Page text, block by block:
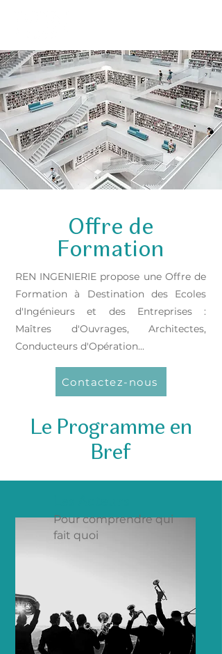
Offre de
Formation
REN INGENIERIE propose une Offre de
Formation à Destination des Ecoles
d'Ingénieurs et des Entreprises :
Maîtres d'Ouvrages, Architectes,
Conducteurs d'Opération...
Contactez-nous
Le Programme en
Bref
Pour comprendre qui
fait quoi